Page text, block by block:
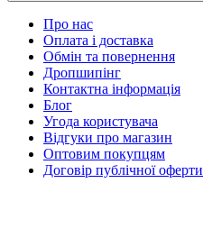
Про нас
Оплата і доставка
Обмін та повернення
Дропшипінг
Контактна інформація
Блог
Угода користувача
Відгуки про магазин
Оптовим покупцям
Договір публічної оферти